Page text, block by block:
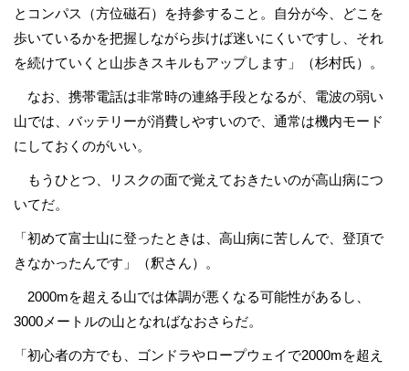
とコンパス（方位磁石）を持参すること。自分が今、どこを
歩いているかを把握しながら歩けば迷いにくいですし、それ
を続けていくと山歩きスキルもアップします」（杉村氏）。
なお、携帯電話は非常時の連絡手段となるが、電波の弱い
山では、バッテリーが消費しやすいので、通常は機内モード
にしておくのがいい。
もうひとつ、リスクの面で覚えておきたいのが高山病につ
いてだ。
「初めて富士山に登ったときは、高山病に苦しんで、登頂で
きなかったんです」（釈さん）。
2000mを超える山では体調が悪くなる可能性があるし、
3000メートルの山となればなおさらだ。
「初心者の方でも、ゴンドラやロープウェイで2000mを超え